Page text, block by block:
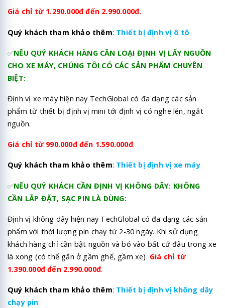
Giá chỉ từ 1.290.000đ đến 2.990.000đ.
Quý khách tham khảo thêm: Thiết bị định vị ô tô
✅NẾU QUÝ KHÁCH HÀNG CẦN LOẠI ĐỊNH VỊ LẤY NGUỒN
CHO XE MÁY, CHÚNG TÔI CÓ CÁC SẢN PHẨM CHUYÊN
BIỆT:
Định vị xe máy hiện nay TechGlobal có đa dạng các sản
phẩm từ thiết bị định vị mini tới định vị có nghe lén, ngắt
nguồn.
Giá chỉ từ 990.000đ đến 1.590.000đ.
Quý khách tham khảo thêm: Thiết bị định vị xe máy
✅NẾU QUÝ KHÁCH CẦN ĐỊNH VỊ KHÔNG DÂY: KHÔNG
CẦN LẮP ĐẶT, SẠC PIN LÀ DÙNG:
Định vị không dây hiện nay TechGlobal có đa dạng các sản
phẩm với thời lượng pin chạy từ 2-30 ngày. Khi sử dụng
khách hàng chỉ cần bật nguồn và bỏ vào bất cứ đâu trong xe
là xong (có thể gắn ở gầm ghế, gầm xe). Giá chỉ từ
1.390.000đ đến 2.990.000đ.
Quý khách tham khảo thêm: Thiết bị định vị không dây
chạy pin